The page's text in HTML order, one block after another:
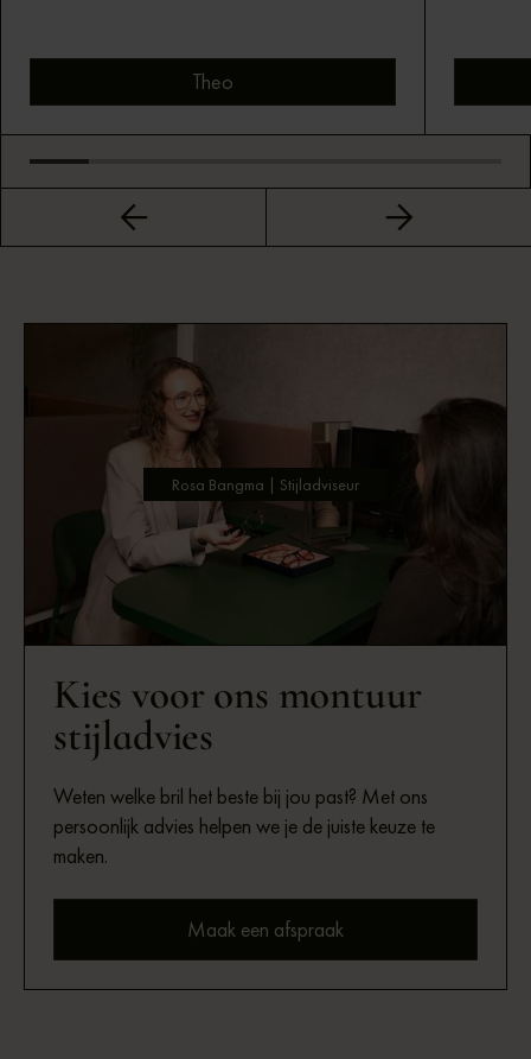
Theo
Bekijk montuur
Kies voor ons montuur
stijladvies
Weten welke bril het beste bij jou past? Met ons
persoonlijk advies helpen we je de juiste keuze te
maken.
Maak een afspraak
Rosa Bangma | Stijladviseur